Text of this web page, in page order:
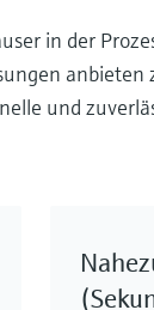
in der
und